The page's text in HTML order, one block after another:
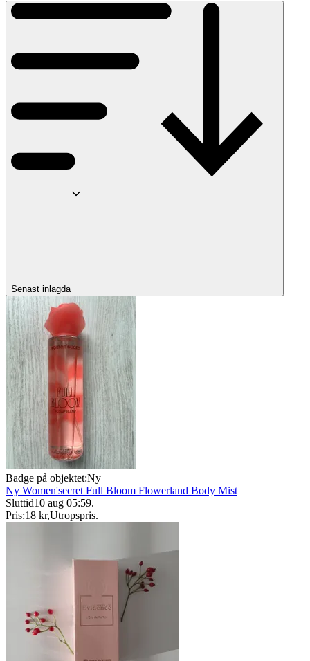
Senast inlagda
Badge på objektet:Ny
Ny Women'secret Full Bloom Flowerland Body Mist
Sluttid10 aug 05:59.
Pris:18 kr,Utropspris.